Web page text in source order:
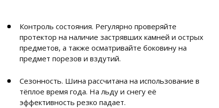
Контроль состояния. Регулярно проверяйте
протектор на наличие застрявших камней и острых
предметов, а также осматривайте боковину на
предмет порезов и вздутий.
Сезонность. Шина рассчитана на использование в
тёплое время года. На льду и снегу её
эффективность резко падает.